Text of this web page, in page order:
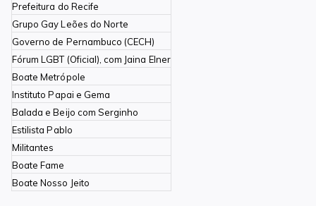
Prefeitura do Recife
Grupo Gay Leões do Norte
Governo de Pernambuco (CECH)
Fórum LGBT (Oficial), com Jaina Elner
Boate Metrópole
Instituto Papai e Gema
Balada e Beijo com Serginho
Estilista Pablo
Militantes
Boate Fame
Boate Nosso Jeito